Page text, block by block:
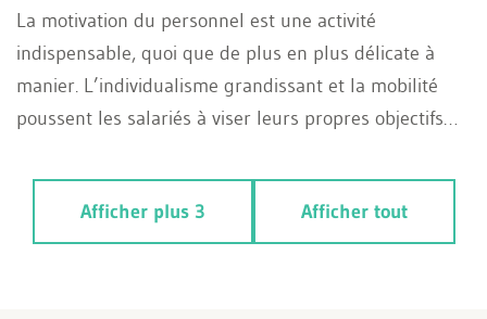
La motivation du personnel est une activité
indispensable, quoi que de plus en plus délicate à
manier. L’individualisme grandissant et la mobilité
poussent les salariés à viser leurs propres objectifs
envers leur employeur. Comment trouver un équilibre
entre les objectifs des deux parties prenantes?
Afficher plus 3 Afficher tout